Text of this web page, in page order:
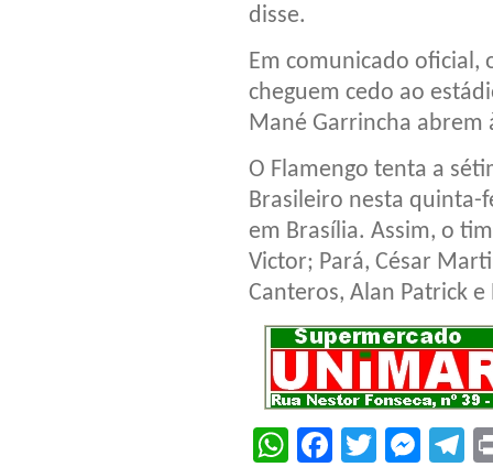
disse.
Em comunicado oficial,
cheguem cedo ao
Mané Garrincha abrem
O Flamengo tenta a
Brasileiro nesta quinta-
em Brasília. Assim, o
Victor; Pará, César
Canteros, Alan Patrick
WhatsApp
Facebook
Twitter